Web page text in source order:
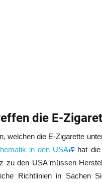
die E-
welchen die E-Zigarette
in den USA
hat
zu den USA müssen
Richtlinien in Sachen